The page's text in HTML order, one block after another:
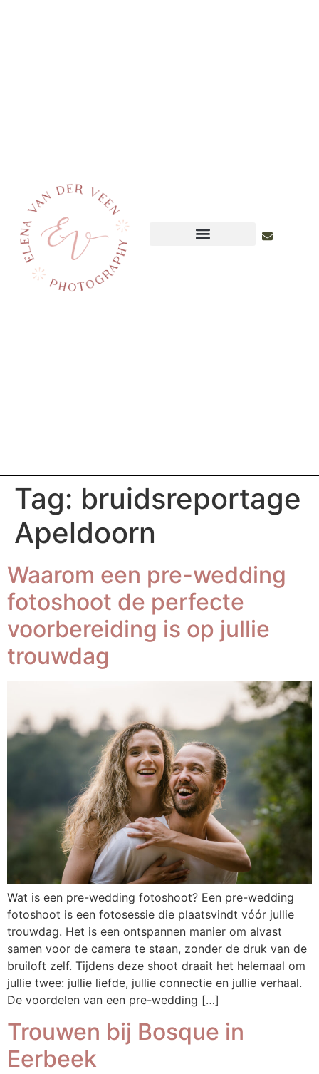
Tag: bruidsreportage
Apeldoorn
Waarom een pre-wedding
fotoshoot de perfecte
voorbereiding is op jullie
trouwdag
Wat is een pre-wedding fotoshoot? Een pre-wedding
fotoshoot is een fotosessie die plaatsvindt vóór jullie
trouwdag. Het is een ontspannen manier om alvast
samen voor de camera te staan, zonder de druk van de
bruiloft zelf. Tijdens deze shoot draait het helemaal om
jullie twee: jullie liefde, jullie connectie en jullie verhaal.
De voordelen van een pre-wedding […]
Trouwen bij Bosque in
Eerbeek